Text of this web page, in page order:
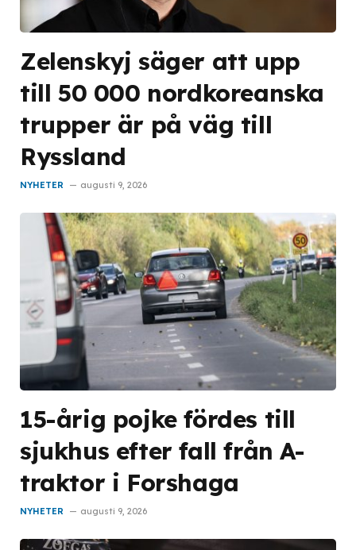
Zelenskyj säger att upp
till 50 000 nordkoreanska
trupper är på väg till
Ryssland
NYHETER augusti 9, 2026
15-årig pojke fördes till
sjukhus efter fall från A-
traktor i Forshaga
NYHETER augusti 9, 2026